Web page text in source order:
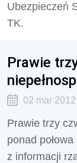
Ubezpieczeń
TK.
Prawie
02 mar 2012
Prawie trzy
ponad
z informacji